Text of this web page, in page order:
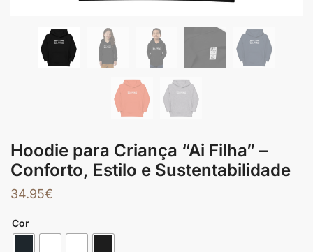
Hoodie para Criança “Ai Filha” –
Conforto, Estilo e Sustentabilidade
34.95€
Cor